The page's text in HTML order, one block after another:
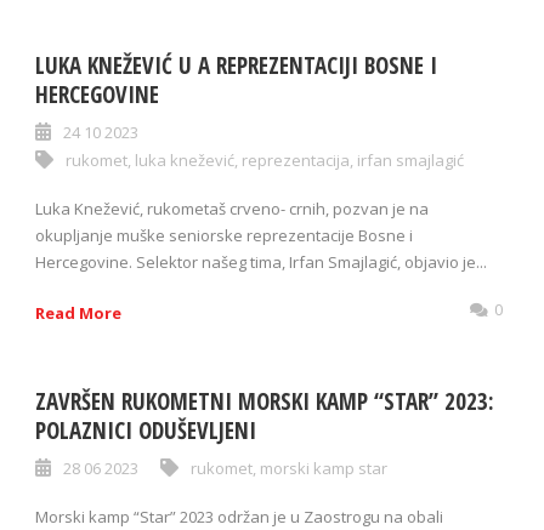
LUKA KNEŽEVIĆ U A REPREZENTACIJI BOSNE I
HERCEGOVINE
24 10 2023
rukomet, luka knežević, reprezentacija, irfan smajlagić
Luka Knežević, rukometaš crveno- crnih, pozvan je na
okupljanje muške seniorske reprezentacije Bosne i
Hercegovine. Selektor našeg tima, Irfan Smajlagić, objavio je...
Read More 0
ZAVRŠEN RUKOMETNI MORSKI KAMP “STAR” 2023:
POLAZNICI ODUŠEVLJENI
28 06 2023 rukomet, morski kamp star
Morski kamp “Star” 2023 održan je u Zaostrogu na obali